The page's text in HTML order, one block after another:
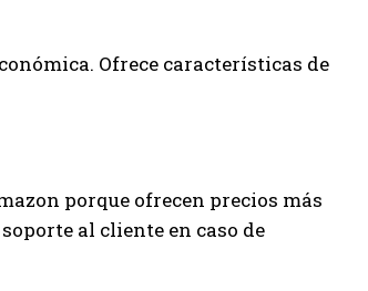
Ofrece características de
porque ofrecen precios más
al cliente en caso de